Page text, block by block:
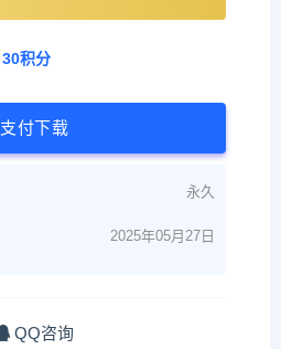
30积分
支付下载
永久
2025年05月27日
QQ咨询